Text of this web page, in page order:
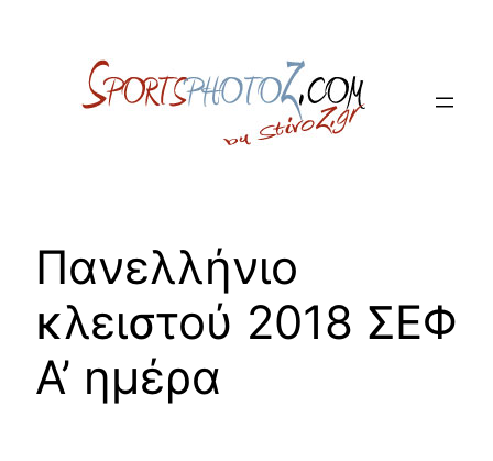
Πανελλήνιο
κλειστού 2018 ΣΕΦ
Α’ ημέρα